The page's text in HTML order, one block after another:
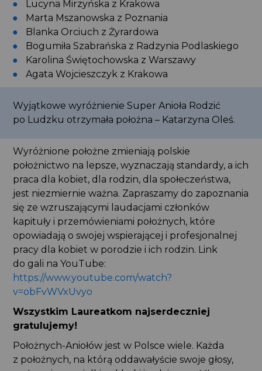
Lucyna Mirzyńska z Krakowa
Marta Mszanowska z Poznania
Blanka Orciuch z Żyrardowa
Bogumiła Szabrańska z Radzynia Podlaskiego
Karolina Świętochowska z Warszawy
Agata Wojcieszczyk z Krakowa
Wyjątkowe wyróżnienie Super Anioła Rodzić
po Ludzku otrzymała położna – Katarzyna Oleś.
Wyróżnione położne zmieniają polskie
położnictwo na lepsze, wyznaczają standardy, a ich
praca dla kobiet, dla rodzin, dla społeczeństwa,
jest niezmiernie ważna. Zapraszamy do zapoznania
się ze wzruszającymi laudacjami członków
kapituły i przemówieniami położnych, które
opowiadają o swojej wspierającej i profesjonalnej
pracy dla kobiet w porodziei ich rodzin. Link
do gali na YouTube:
https://www.youtube.com/watch?
v=obFvWVxUvyo
Wszystkim Laureatkom najserdeczniej
gratulujemy!
Położnych-Aniołów jest w Polsce wiele. Każda
z położnych, na którą oddawałyście swoje głosy,